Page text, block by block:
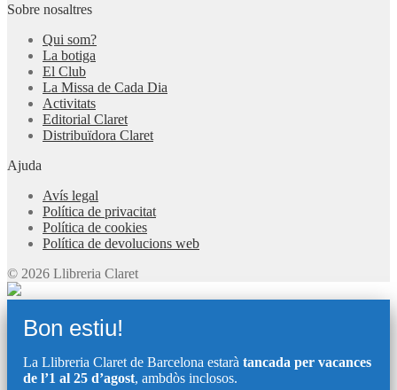
Sobre nosaltres
Qui som?
La botiga
El Club
La Missa de Cada Dia
Activitats
Editorial Claret
Distribuïdora Claret
Ajuda
Avís legal
Política de privacitat
Política de cookies
Política de devolucions web
© 2026 Llibreria Claret
Bon estiu!
La Llibreria Claret de Barcelona estarà tancada per vacances
de l’1 al 25 d’agost, ambdòs inclosos.